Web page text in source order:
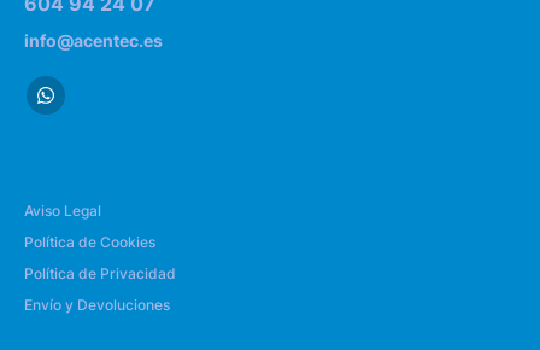
info@acentec.es
Aviso Legal
Política de Cookies
Política de Privacidad
Envío y Devoluciones